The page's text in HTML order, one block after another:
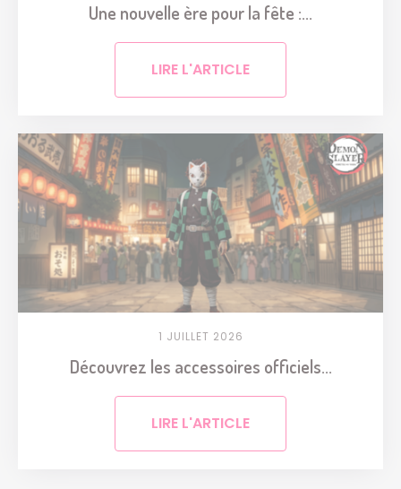
Une nouvelle ère pour la fête :...
LIRE L'ARTICLE
1 JUILLET 2026
Découvrez les accessoires officiels...
LIRE L'ARTICLE